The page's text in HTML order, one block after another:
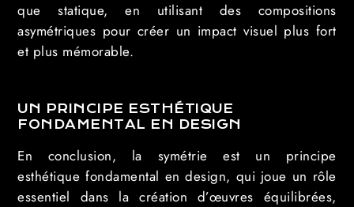
que statique, en utilisant des compositions
asymétriques pour créer un impact visuel plus fort
et plus mémorable.
UN PRINCIPE ESTHÉTIQUE
FONDAMENTAL EN DESIGN
En conclusion, la symétrie est un principe
esthétique fondamental en design, qui joue un rôle
essentiel dans la création d’œuvres équilibrées,